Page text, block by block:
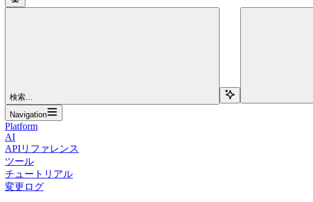
検索...
Navigation
Platform
AI
APIリファレンス
ツール
チュートリアル
変更ログ